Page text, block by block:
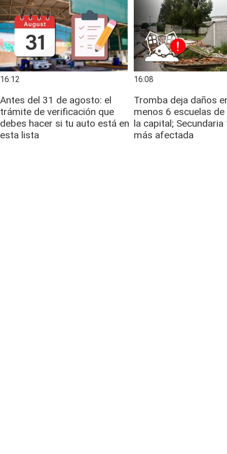
16:12
Antes del 31 de agosto: el
trámite de verificación que
debes hacer si tu auto está en
esta lista
16:08
Tromba deja daños
menos 6 escuelas
la capital; Secundaria
más afectada